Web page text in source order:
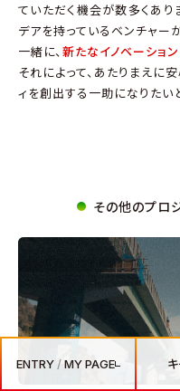
ていただく機会が数多くあり
デアを持っているベンチャー
一緒に、新たなイノベーショ
それによって、あたりまえに
ィを創出する一助になりたい
その他のプロ
ENTRY / MY PAGE
27卒
28卒
ア